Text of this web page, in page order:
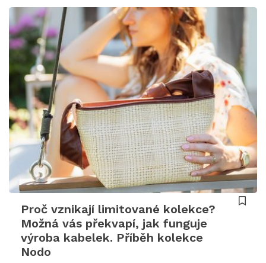
Proč vznikají limitované kolekce?
Možná vás překvapí, jak funguje
výroba kabelek. Příběh kolekce
Nodo